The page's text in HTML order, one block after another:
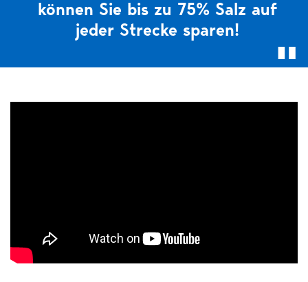
können Sie bis zu 75% Salz auf
jeder Strecke sparen!